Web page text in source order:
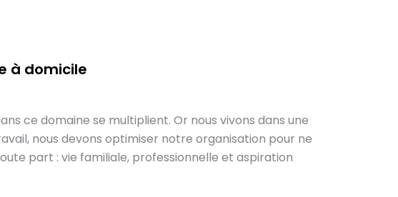
à domicile
ce domaine se multiplient. Or nous vivons dans une
nous devons optimiser notre organisation pour ne
part : vie familiale, professionnelle et aspiration